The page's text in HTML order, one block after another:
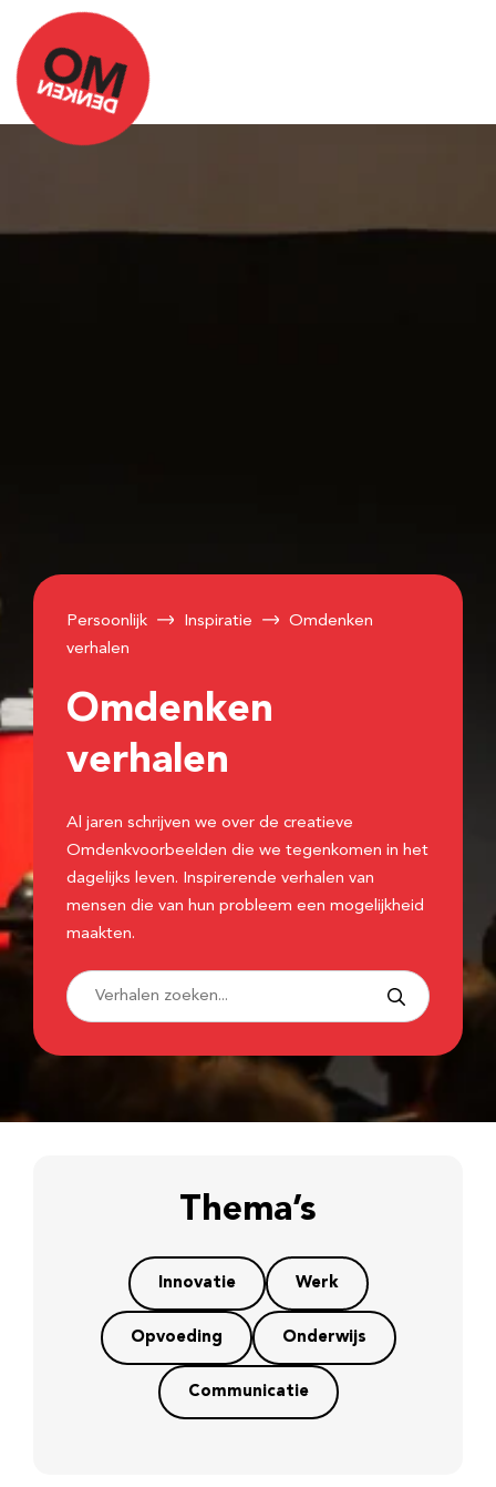
Persoonlijk Inspiratie
Omdenken
verhalen
Omdenken
verhalen
Al jaren schrijven we over de creatieve
Omdenkvoorbeelden die we tegenkomen in het
dagelijks leven. Inspirerende verhalen van
mensen die van hun probleem een mogelijkheid
maakten.
Thema’s
Innovatie Werk
Opvoeding Onderwijs
Communicatie